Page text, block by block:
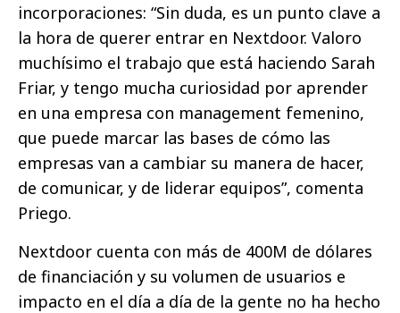
incorporaciones: “Sin duda, es un punto clave a
la hora de querer entrar en Nextdoor. Valoro
muchísimo el trabajo que está haciendo Sarah
Friar, y tengo mucha curiosidad por aprender
en una empresa con management femenino,
que puede marcar las bases de cómo las
empresas van a cambiar su manera de hacer,
de comunicar, y de liderar equipos”, comenta
Priego.
Nextdoor cuenta con más de 400M de dólares
de financiación y su volumen de usuarios e
impacto en el día a día de la gente no ha hecho